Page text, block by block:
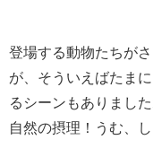
登場する動物たちが
が、そういえばたま
るシーンもありました
自然の摂理！うむ、